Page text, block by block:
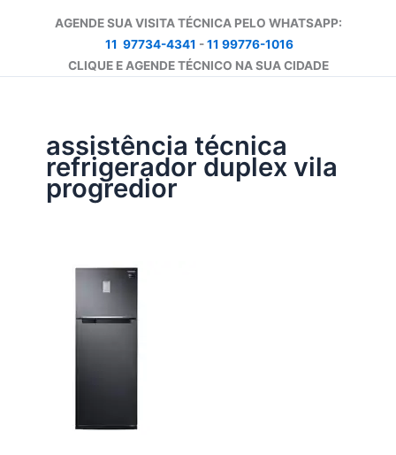
AGENDE SUA VISITA TÉCNICA PELO WHATSAPP:
11 97734-4341 -11 99776-1016
CLIQUE E AGENDE TÉCNICO NA SUA CIDADE
assistência técnica
refrigerador duplex vila
progredior